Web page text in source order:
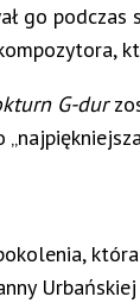
go
G-dur